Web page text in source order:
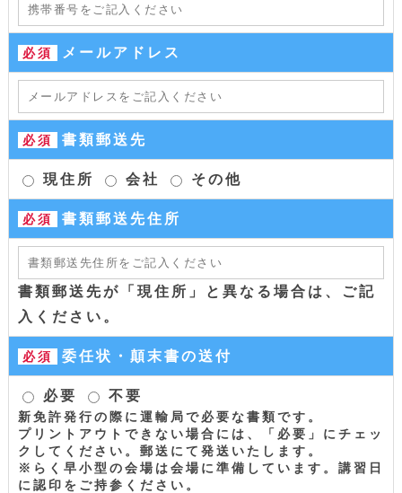
必須 メールアドレス
必須 書類郵送先
現住所 会社 その他
必須 書類郵送先住所
書類郵送先が「現住所」と異なる場合は、ご記
入ください。
必須 委任状・顛末書の送付
必要 不要
新免許発行の際に運輸局で必要な書類です。
プリントアウトできない場合には、「必要」にチェッ
クしてください。郵送にて発送いたします。
※らく早小型の会場は会場に準備しています。講習日
に認印をご持参ください。